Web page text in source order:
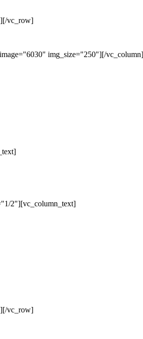
vc_row]
img_size="250"][/
2"][vc_column_text]
vc_row]